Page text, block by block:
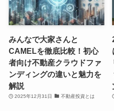
みんなで大家さんと
CAMELを徹底比較！初心
者向け不動産クラウドファ
ンディングの違いと魅力を
解説
2025年12月31日 不動産投資とは